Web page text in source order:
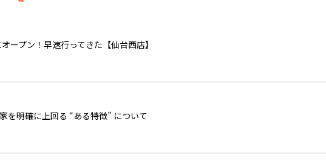
ープン！早速行ってきた【仙台西店】
を明確に上回る “ある特徴” について